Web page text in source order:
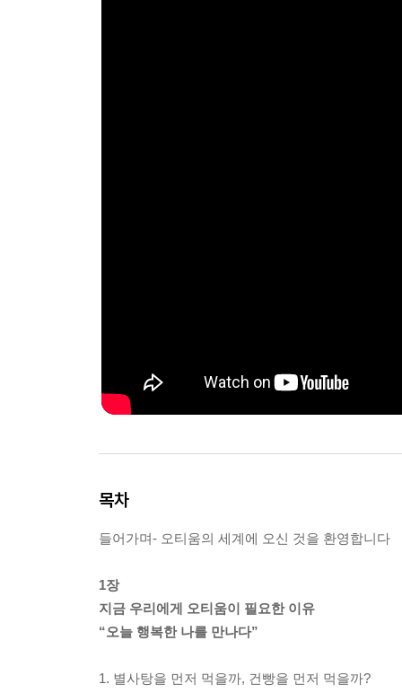
목차
들어가며- 오티움의 세계에 오신 것을 환영합니다
1장
지금 우리에게 오티움이 필요한 이유
“오늘 행복한 나를 만나다”
1. 별사탕을 먼저 먹을까, 건빵을 먼저 먹을까?